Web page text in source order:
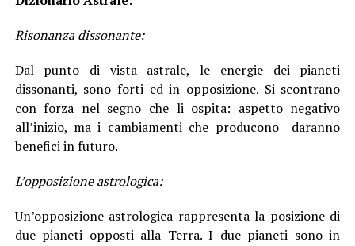
Risonanza dissonante:
Dal punto di vista astrale, le energie dei pianeti
dissonanti, sono forti ed in opposizione. Si scontrano
con forza nel segno che li ospita: aspetto negativo
all’inizio, ma i cambiamenti che producono daranno
benefici in futuro.
L’opposizione astrologica:
Un’opposizione astrologica rappresenta la posizione di
due pianeti opposti alla Terra. I due pianeti sono in